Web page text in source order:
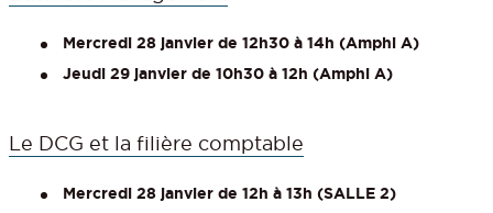
Mercredi 28 janvier de 12h30 à 14h (Amphi A)
Jeudi 29 janvier de 10h30 à 12h (Amphi A)
Le DCG et la filière comptable
Mercredi 28 janvier de 12h à 13h (SALLE 2)